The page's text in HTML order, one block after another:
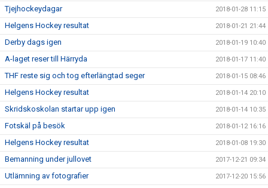
Tjejhockeydagar 2018-01-28 11:15
Helgens Hockey resultat 2018-01-21 21:44
Derby dags igen 2018-01-19 10:40
A-laget reser till Härryda 2018-01-17 11:40
THF reste sig och tog efterlängtad seger 2018-01-15 08:46
Helgens Hockey resultat 2018-01-14 20:10
Skridskoskolan startar upp igen 2018-01-14 10:35
Fotskäl på besök 2018-01-12 16:16
Helgens Hockey resultat 2018-01-08 19:30
Bemanning under jullovet 2017-12-21 09:34
Utlämning av fotografier 2017-12-20 15:56